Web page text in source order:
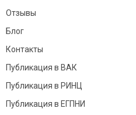
Отзывы
Блог
Контакты
Публикация в ВАК
Публикация в РИНЦ
Публикация в ЕГПНИ